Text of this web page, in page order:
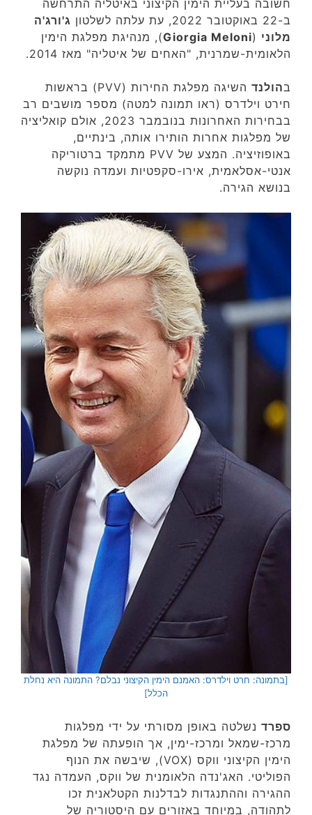
חשובה בעליית הימין הקיצוני באיטליה התרחשה
ב-22 באוקטובר 2022, עת עלתה לשלטון
ג'ורג'ה
מלוני (
Giorgia Meloni), מנהיגת מפלגת הימין
הלאומית-שמרנית, "האחים של איטליה" מאז 2014.
בהולנד
השיגה מפלגת החירות (PVV) בראשות
חירט וילדרס (ראו תמונה למטה) מספר מושבים רב
בבחירות האחרונות בנובמבר 2023, אולם קואליציה
של מפלגות אחרות הותירו אותה, בינתיים,
באופוזיציה. המצע של PVV מתמקד ברטוריקה
אנטי-אסלאמית, אירו-סקפטיות ועמדה נוקשה
בנושא הגירה.
[בתמונה: חרט וילדרס: האמנם הימין הקיצוני נבלם? התמונה היא נחלת
הכלל]
ספרד נשלטה באופן מסורתי על ידי מפלגות
מרכז-שמאל ומרכז-ימין, אך הופעתה של מפלגת
הימין הקיצוני ווקס (VOX), שיבשה את הנוף
הפוליטי. האג'נדה הלאומנית של ווקס, העמדה נגד
ההגירה וההתנגדות לבדלנות הקטלאנית זכו
לתהודה, במיוחד באזורים עם היסטוריה של